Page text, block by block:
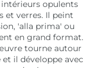
opulents
et verres. Il peint
'alla prima' ou
en grand format.
tourne autour
il développe avec